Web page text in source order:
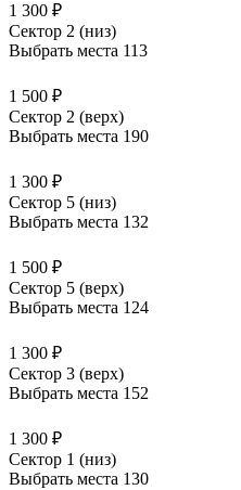
1 300 ₽
Сектор 2 (низ)
Выбрать места 113
1 500 ₽
Сектор 2 (верх)
Выбрать места 190
1 300 ₽
Сектор 5 (низ)
Выбрать места 132
1 500 ₽
Сектор 5 (верх)
Выбрать места 124
1 300 ₽
Сектор 3 (верх)
Выбрать места 152
1 300 ₽
Сектор 1 (низ)
Выбрать места 130